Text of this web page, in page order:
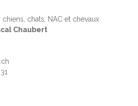
chats, NAC et chevaux
Chaubert